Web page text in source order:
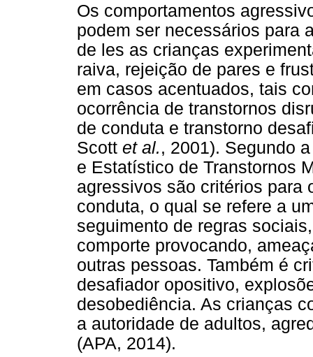
Os comportamentos
podem ser necessários para
de les as crianças
raiva, rejeição de pares e
em casos acentuados, tais
ocorrência de transtornos
de conduta e transtorno
Scott et al., 2001). Segundo
e Estatístico de Transtornos
agressivos são critérios para
conduta, o qual se refere a
seguimento de regras
comporte provocando,
outras pessoas. Também é
desafiador opositivo,
desobediência. As crianças
a autoridade de adultos,
(APA, 2014).